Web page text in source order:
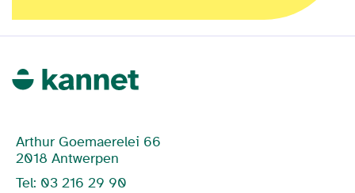
Arthur Goemaerelei 66
2018 Antwerpen
Tel: 03 216 29 90